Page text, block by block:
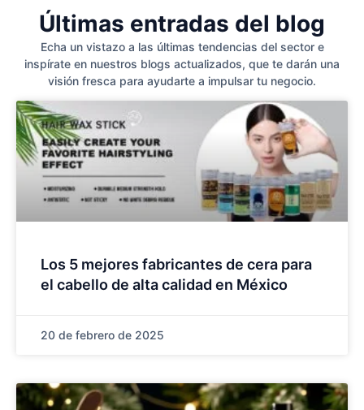
Últimas entradas del blog
Echa un vistazo a las últimas tendencias del sector e
inspírate en nuestros blogs actualizados, que te darán una
visión fresca para ayudarte a impulsar tu negocio.
Los 5 mejores fabricantes de cera para
el cabello de alta calidad en México
20 de febrero de 2025